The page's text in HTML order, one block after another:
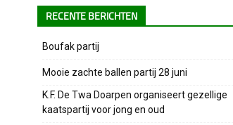
RECENTE BERICHTEN
Boufak partij
Mooie zachte ballen partij 28 juni
K.F. De Twa Doarpen organiseert gezellige
kaatspartij voor jong en oud